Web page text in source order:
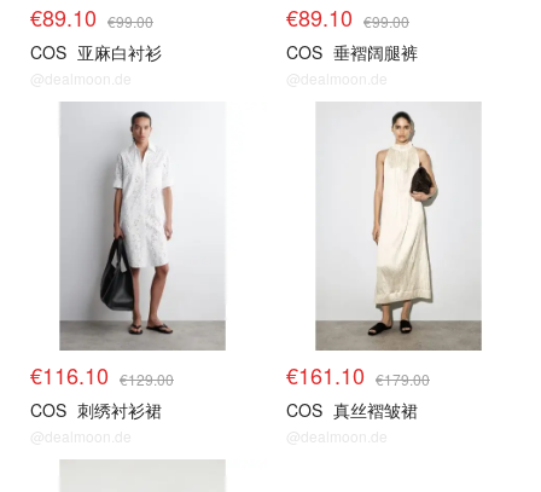
€89.10 €99.00
COS 亚麻白衬衫
@dealmoon.de
€89.10 €99.00
COS 垂褶阔腿裤
@dealmoon.de
€116.10 €129.00
COS 刺绣衬衫裙
@dealmoon.de
€161.10 €179.00
COS 真丝褶皱裙
@dealmoon.de